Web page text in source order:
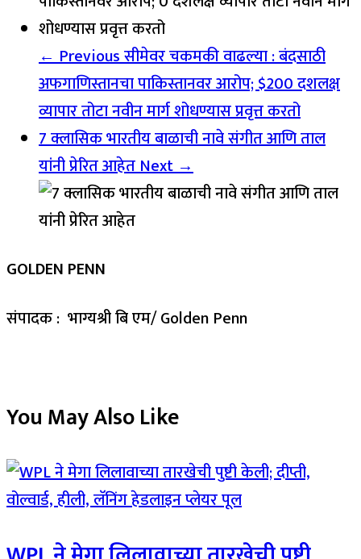
← Previousसीमेवर चकमकी वाढल्या : बंदसाठी
अफगाणिस्तानचा पाकिस्तानवर आरोप; $200 दशलक्ष
व्यापार तोटा नवीन मार्ग शोधण्यास प्रवृत्त करतो
7 क्लासिक भारतीय बाळाची नावे संगीत आणि ताल
यांनी प्रेरित आहेतNext →
GOLDEN PENN
संपादक : भाग्यश्री बि एम/ Golden Penn
You May Also Like